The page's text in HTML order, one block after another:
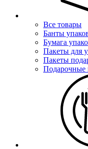
Все товары
Банты
Бумага
Пакеты для
Пакеты
Подарочные